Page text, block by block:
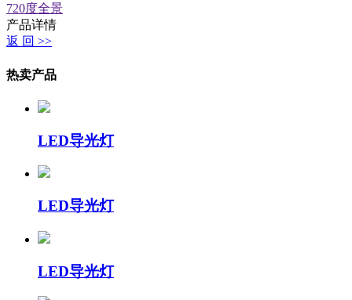
720度全景
产品详情
返 回 >>
热卖产品
LED导光灯
LED导光灯
LED导光灯